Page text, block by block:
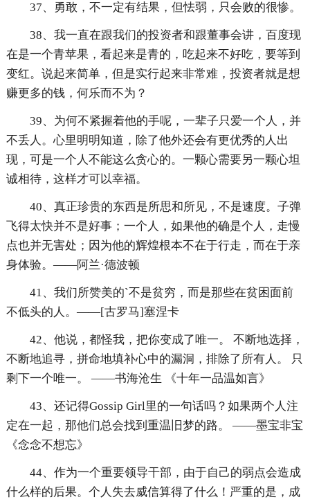
37、勇敢，不一定有结果，但怯弱，只会败的很惨。
38、我一直在跟我们的投资者和跟董事会讲，百度现
在是一个青苹果，看起来是青的，吃起来不好吃，要等到
变红。说起来简单，但是实行起来非常难，投资者就是想
赚更多的钱，何乐而不为？
39、为何不紧握着他的手呢，一辈子只爱一个人，并
不丢人。心里明明知道，除了他外还会有更优秀的人出
现，可是一个人不能这么贪心的。一颗心需要另一颗心坦
诚相待，这样才可以幸福。
40、真正珍贵的东西是所思和所见，不是速度。子弹
飞得太快并不是好事；一个人，如果他的确是个人，走慢
点也并无害处；因为他的辉煌根本不在于行走，而在于亲
身体验。——阿兰·德波顿
41、我们所赞美的`不是贫穷，而是那些在贫困面前
不低头的人。——[古罗马]塞涅卡
42、他说，都怪我，把你变成了唯一。 不断地选择，
不断地追寻，拼命地填补心中的漏洞，排除了所有人。 只
剩下一个唯一。 ——书海沧生 《十年一品温如言》
43、还记得Gossip Girl里的一句话吗？如果两个人注
定在一起，那他们总会找到重温旧梦的路。 ——墨宝非宝
《念念不想忘》
44、作为一个重要领导干部，由于自己的弱点会造成
什么样的后果。个人失去威信算得了什么！严重的是，成